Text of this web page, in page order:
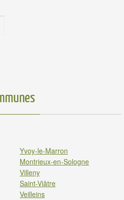
Yvoy-le-Marron
Montrieux-en-Sologne
Villeny
Saint-Viâtre
Veilleins